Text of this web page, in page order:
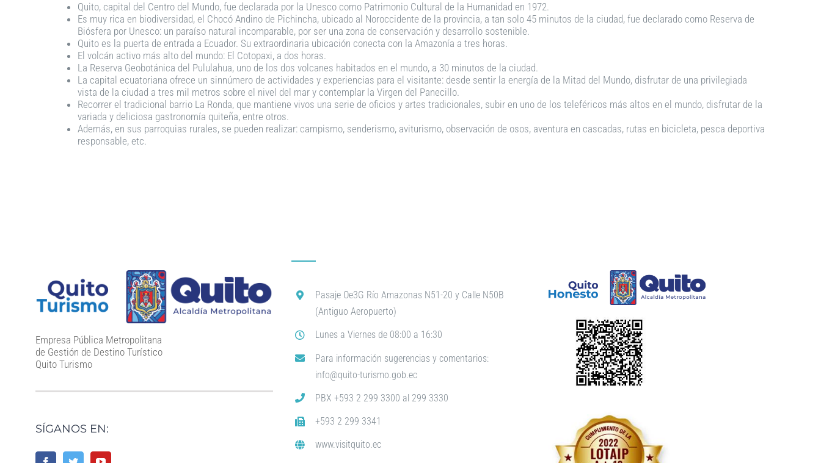
Quito, capital del Centro del Mundo, fue declarada por la Unesco como Patrimonio Cultural de la Humanidad en 1972.
Es muy rica en biodiversidad, el Chocó Andino de Pichincha, ubicado al Noroccidente de la provincia, a tan solo 45 minutos de la ciudad, fue declarado como Reserva de
Biósfera por Unesco: un paraíso natural incomparable, por ser una zona de conservación y desarrollo sostenible.
Quito es la puerta de entrada a Ecuador. Su extraordinaria ubicación conecta con la Amazonía a tres horas.
El volcán activo más alto del mundo: El Cotopaxi, a dos horas.
La Reserva Geobotánica del Pululahua, uno de los dos volcanes habitados en el mundo, a 30 minutos de la ciudad.
La capital ecuatoriana ofrece un sinnúmero de actividades y experiencias para el visitante: desde sentir la energía de la Mitad del Mundo, disfrutar de una privilegiada
vista de la ciudad a tres mil metros sobre el nivel del mar y contemplar la Virgen del Panecillo.
Recorrer el tradicional barrio La Ronda, que mantiene vivos una serie de oficios y artes tradicionales, subir en uno de los teleféricos más altos en el mundo, disfrutar de la
variada y deliciosa gastronomía quiteña, entre otros.
Además, en sus parroquias rurales, se pueden realizar: campismo, senderismo, aviturismo, observación de osos, aventura en cascadas, rutas en bicicleta, pesca deportiva
responsable, etc.
Empresa Pública Metropolitana
de Gestión de Destino Turístico
Quito Turismo
SÍGANOS EN:
Pasaje Oe3G Río Amazonas N51-20 y Calle N50B
(Antiguo Aeropuerto)
Lunes a Viernes de 08:00 a 16:30
Para información sugerencias y comentarios:
info@quito-turismo.gob.ec
PBX +593 2 299 3300 al 299 3330
+593 2 299 3341
www.visitquito.ec